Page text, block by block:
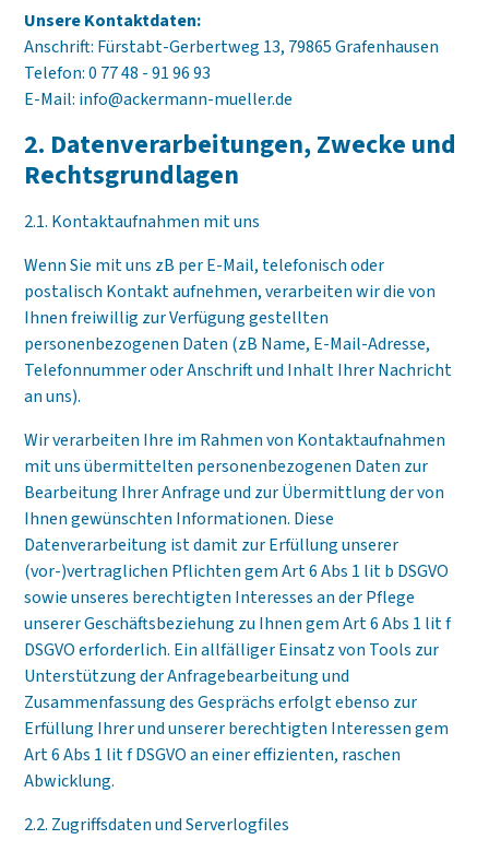
Unsere Kontaktdaten:
Anschrift: Fürstabt-Gerbertweg 13, 79865 Grafenhausen
Telefon: 0 77 48 - 91 96 93
E-Mail: info@ackermann-mueller.de
2. Daten­verarbeitungen, Zwecke und
Rechtsgrundlagen
2.1. Kontaktaufnahmen mit uns
Wenn Sie mit uns zB per E-Mail, telefonisch oder
postalisch Kontakt aufnehmen, verarbeiten wir die von
Ihnen freiwillig zur Verfügung gestellten
personenbezogenen Daten (zB Name, E-Mail-Adresse,
Telefonnummer oder Anschrift und Inhalt Ihrer Nachricht
an uns).
Wir verarbeiten Ihre im Rahmen von Kontaktaufnahmen
mit uns übermittelten personenbezogenen Daten zur
Bearbeitung Ihrer Anfrage und zur Übermittlung der von
Ihnen gewünschten Informationen. Diese
Datenverarbeitung ist damit zur Erfüllung unserer
(vor-)vertraglichen Pflichten gem Art 6 Abs 1 lit b DSGVO
sowie unseres berechtigten Interesses an der Pflege
unserer Geschäftsbeziehung zu Ihnen gem Art 6 Abs 1 lit f
DSGVO erforderlich. Ein allfälliger Einsatz von Tools zur
Unterstützung der Anfragebearbeitung und
Zusammenfassung des Gesprächs erfolgt ebenso zur
Erfüllung Ihrer und unserer berechtigten Interessen gem
Art 6 Abs 1 lit f DSGVO an einer effizienten, raschen
Abwicklung.
2.2. Zugriffsdaten und Serverlogfiles